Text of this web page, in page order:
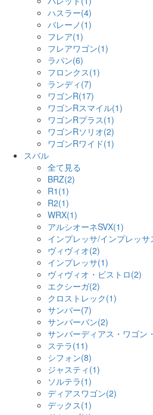
ハスラー(4)
バレーノ(1)
フレア(1)
フレアワゴン(1)
ラパン(6)
フロンクス(1)
ランディ(7)
ワゴンR(17)
ワゴンRスマイル(1)
ワゴンRプラス(1)
ワゴンRソリオ(2)
ワゴンRワイド(1)
スバル
全て見る
BRZ(2)
R1(1)
R2(1)
WRX(1)
アルシオーネSVX(1)
インプレッサ/インプレッ
ヴィヴィオ(2)
インプレッサ(1)
ヴィヴィオ・ビストロ(2)
エクシーガ(2)
クロストレック(1)
サンバー(7)
サンバーバン(2)
サンバーディアス・ワゴン
ステラ(11)
シフォン(8)
ジャスティ(1)
ソルテラ(1)
ディアスワゴン(2)
デックス(1)